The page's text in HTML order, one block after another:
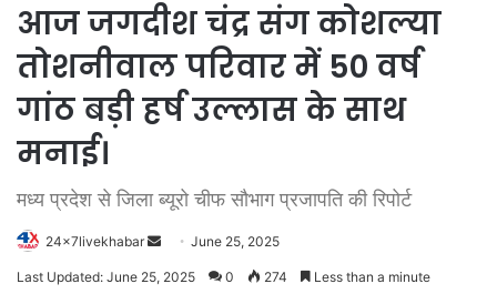
आज जगदीश चंद्र संग कोशल्या
तोशनीवाल परिवार में 50 वर्ष
गांठ बड़ी हर्ष उल्लास के साथ
मनाई।
मध्य प्रदेश से जिला ब्यूरो चीफ सौभाग प्रजापति की रिपोर्ट
24x7livekhabar
SendJune 25, 2025
Last Updated: June 25, 2025 0 274 Less than a minute